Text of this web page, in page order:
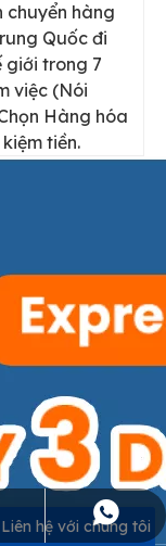
chuyển hàng
Quốc đi
giới trong 7
việc (Nói
Hàng hóa
tiền.
Liên hệ với chúng tôi